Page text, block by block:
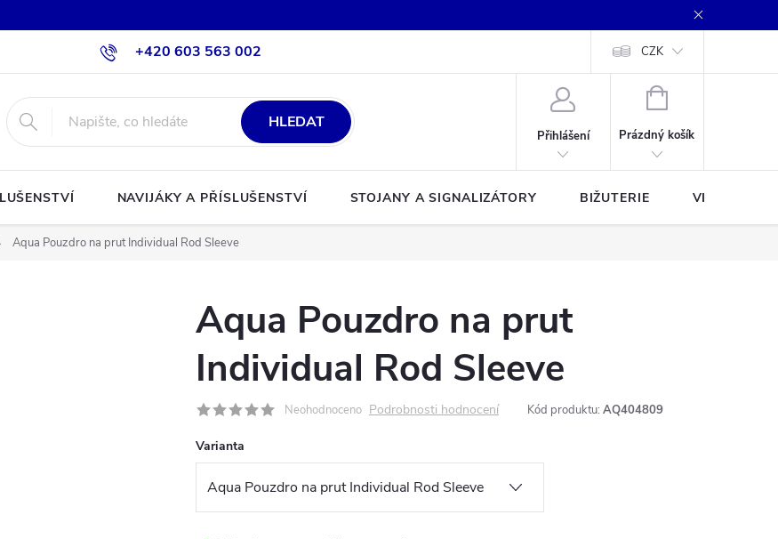
+420 603 563 002 CZK
HLEDAT
Přihlášení
NÁKUPNÍ
Prázdný košík
NAVIJÁKY A PŘÍSLUŠENSTVÍ STOJANY A SIGNALIZÁTORY BIŽUTERIE VLASCE A
Aqua Pouzdro na prut Individual Rod Sleeve
Aqua Pouzdro na prut
Individual Rod Sleeve
Neohodnoceno Podrobnosti hodnocení Kód produktu: AQ404809
Varianta